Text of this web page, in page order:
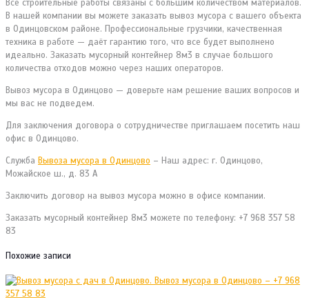
Все строительные работы связаны с большим количеством материалов.
В нашей компании вы можете заказать вывоз мусора с вашего объекта
в Одинцовском районе. Профессиональные грузчики, качественная
техника в работе — даёт гарантию того, что все будет выполнено
идеально. Заказать мусорный контейнер 8м3 в случае большого
количества отходов можно через наших операторов.
Вывоз мусора в Одинцово — доверьте нам решение ваших вопросов и
мы вас не подведем.
Для заключения договора о сотрудничестве приглашаем посетить наш
офис в Одинцово.
Служба Вывоза мусора в Одинцово – Наш адрес: г. Одинцово,
Можайское ш., д. 83 А
Заключить договор на вывоз мусора можно в офисе компании.
Заказать мусорный контейнер 8м3 можете по телефону: +7 968 357 58
83
Похожие записи